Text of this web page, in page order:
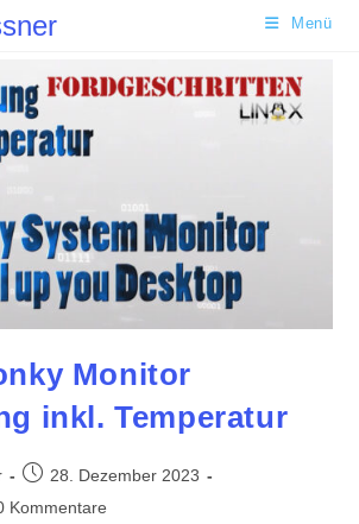
Menü
Monitor
inkl. Temperatur
Beitrag28. Dezember 2023
Kommentare